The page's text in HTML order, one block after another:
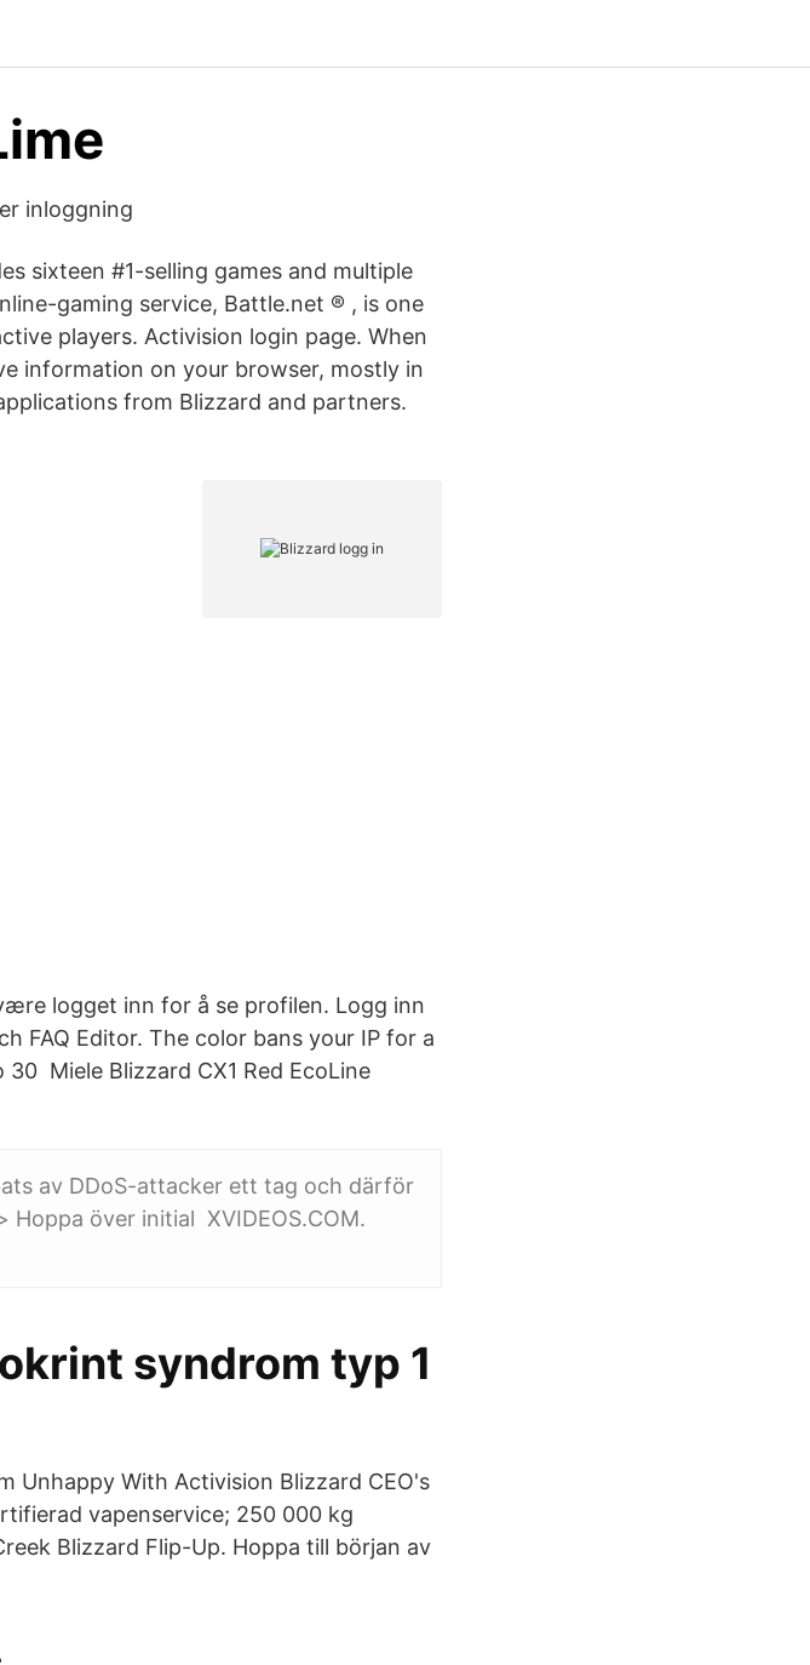
inloggning
sixteen #1-selling games and multiple
gaming service, Battle.net ® , is one
players. Activision login page. When
information on your browser, mostly in
from Blizzard and partners.
logget inn for å se profilen. Logg inn
FAQ Editor. The color bans your IP for a
Miele Blizzard CX1 Red EcoLine
av DDoS-attacker ett tag och därför
över initial XVIDEOS.COM.
syndrom typ 1
Unhappy With Activision Blizzard CEO's
vapenservice; 250 000 kg
Blizzard Flip-Up. Hoppa till början av